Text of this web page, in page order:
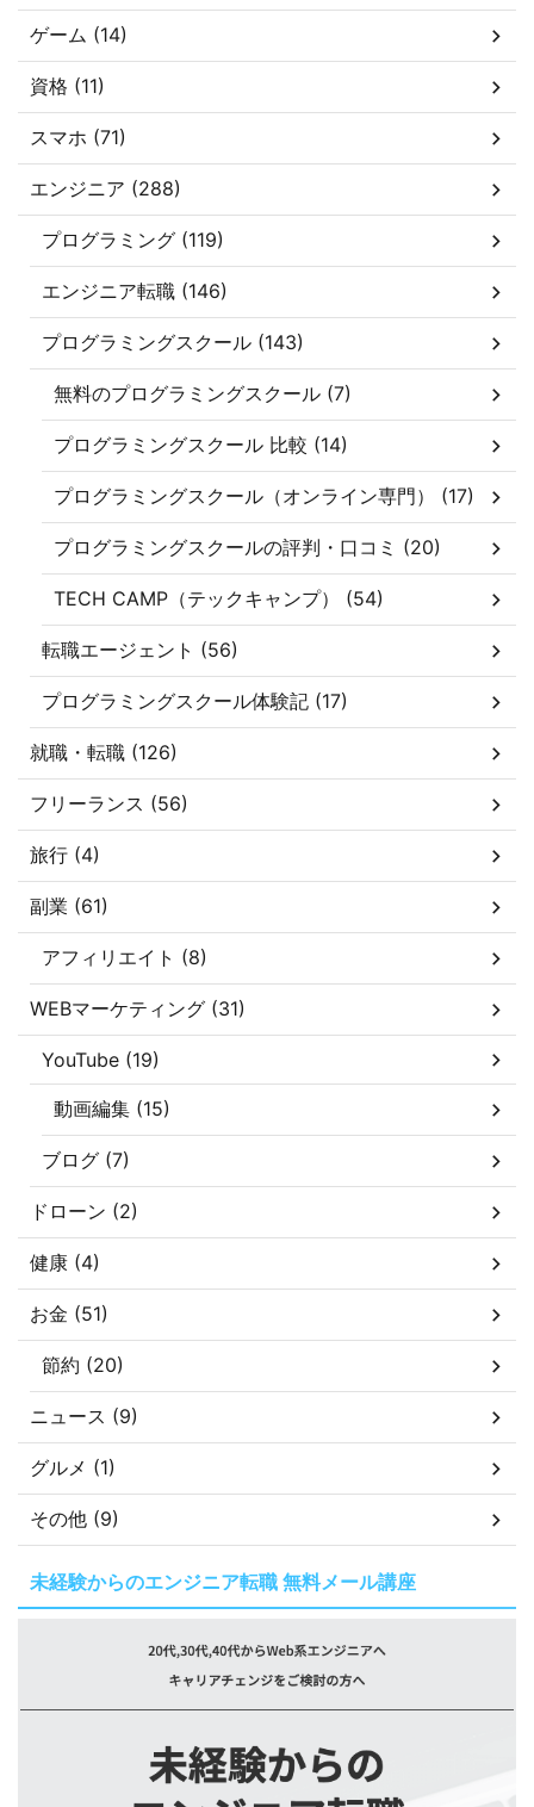
ゲーム (14)
資格 (11)
スマホ (71)
エンジニア (288)
プログラミング (119)
エンジニア転職 (146)
プログラミングスクール (143)
無料のプログラミングスクール (7)
プログラミングスクール 比較 (14)
プログラミングスクール（オンライン専門） (17)
プログラミングスクールの評判・口コミ (20)
TECH CAMP（テックキャンプ） (54)
転職エージェント (56)
プログラミングスクール体験記 (17)
就職・転職 (126)
フリーランス (56)
旅行 (4)
副業 (61)
アフィリエイト (8)
WEBマーケティング (31)
YouTube (19)
動画編集 (15)
ブログ (7)
ドローン (2)
健康 (4)
お金 (51)
節約 (20)
ニュース (9)
グルメ (1)
その他 (9)
未経験からのエンジニア転職 無料メール講座